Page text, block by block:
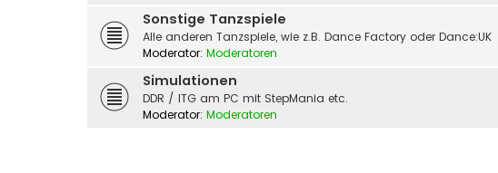
Sonstige Tanzspiele
Alle anderen Tanzspiele, wie z.B. Dance Factory oder Dance:UK
Moderator: Moderatoren
Simulationen
DDR / ITG am PC mit StepMania etc.
Moderator: Moderatoren